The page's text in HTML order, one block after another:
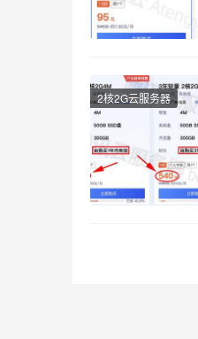
2核2G云服务器